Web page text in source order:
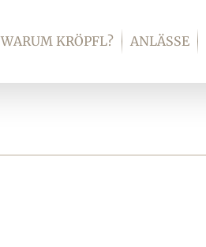
WARUM KRÖPFL? ANLÄSSE